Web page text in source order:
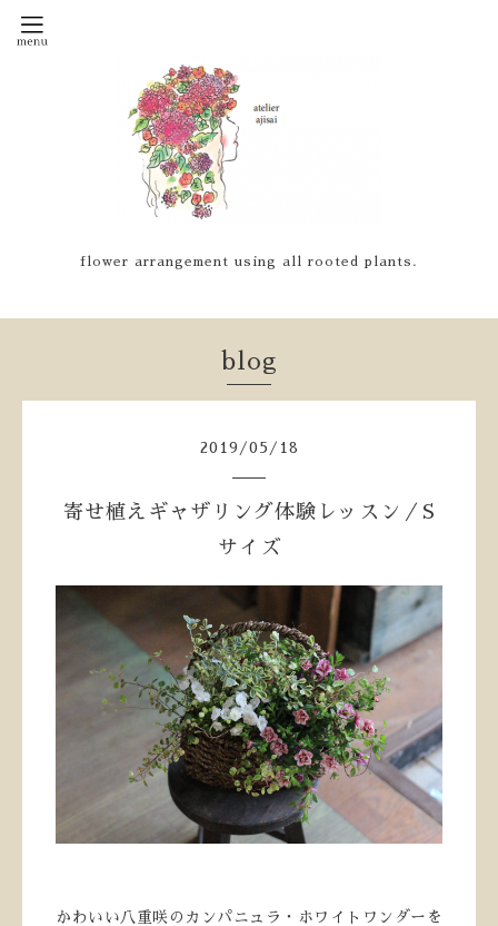
flower arrangement using all rooted plants.
blog
2019 /05 / 18
寄せ植えギャザリング体験レッスン／S
サイズ
かわいい八重咲のカンパニュラ・ホワイトワンダーを